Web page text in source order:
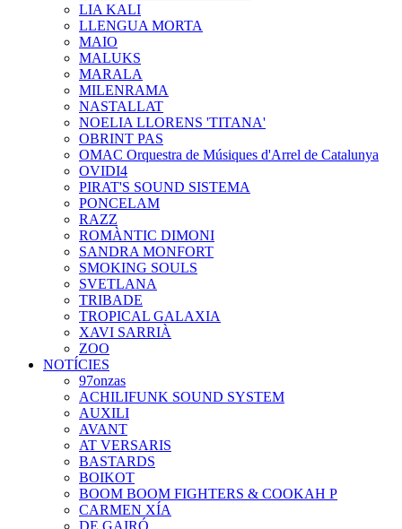
LIA KALI
LLENGUA MORTA
MAIO
MALUKS
MARALA
MILENRAMA
NASTALLAT
NOELIA LLORENS 'TITANA'
OBRINT PAS
OMAC Orquestra de Músiques d'Arrel de Catalunya
OVIDI4
PIRAT'S SOUND SISTEMA
PONCELAM
RAZZ
ROMÀNTIC DIMONI
SANDRA MONFORT
SMOKING SOULS
SVETLANA
TRIBADE
TROPICAL GALAXIA
XAVI SARRIÀ
ZOO
NOTÍCIES
97onzas
ACHILIFUNK SOUND SYSTEM
AUXILI
AVANT
AT VERSARIS
BASTARDS
BOIKOT
BOOM BOOM FIGHTERS & COOKAH P
CARMEN XÍA
DE GAIRÓ